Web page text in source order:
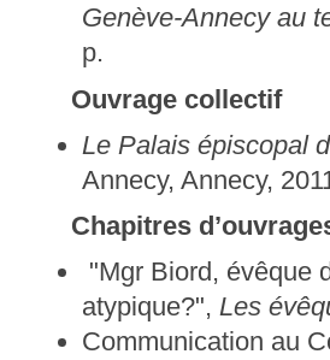
Genève-Annecy au
p.
Ouvrage collectif
Le Palais épiscopal
Annecy, Annecy,
Chapitres
"Mgr Biord, évêque
atypique?",Les
Communication au